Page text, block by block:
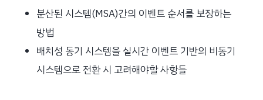
분산된 시스템(MSA)간의 이벤트 순서를 보장하는
방법
배치성 동기 시스템을 실시간 이벤트 기반의 비동기
시스템으로 전환 시 고려해야할 사항들